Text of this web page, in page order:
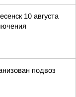
10 августа
подвоз